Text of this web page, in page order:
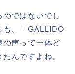
ではないでし
も、「GALLIDO
声って一体ど
んですよね。